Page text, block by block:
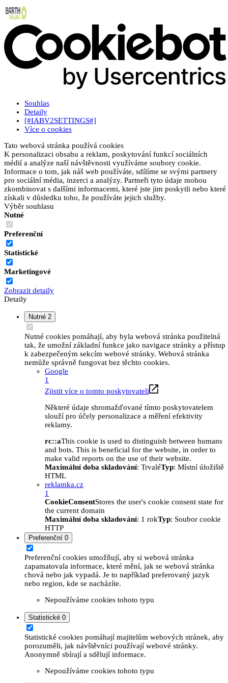
Souhlas
Detaily
[#IABV2SETTINGS#]
Více o cookies
Tato webová stránka používá cookies
K personalizaci obsahu a reklam, poskytování funkcí sociálních
médií a analýze naší návštěvnosti využíváme soubory cookie.
Informace o tom, jak náš web používáte, sdílíme se svými partnery
pro sociální média, inzerci a analýzy. Partneři tyto údaje mohou
zkombinovat s dalšími informacemi, které jste jim poskytli nebo které
získali v důsledku toho, že používáte jejich služby.
Výběr souhlasu
Nutné
Preferenční
Statistické
Marketingové
Zobrazit detaily
Detaily
Nutné 2
Nutné cookies pomáhají, aby byla webová stránka použitelná
tak, že umožní základní funkce jako navigace stránky a přístup
k zabezpečeným sekcím webové stránky. Webová stránka
nemůže správně fungovat bez těchto cookies.
Google
1
Zjistit více o tomto poskytovateli
Některé údaje shromažďované tímto poskytovatelem
slouží pro účely personalizace a měření efektivity
reklamy.
rc::aThis cookie is used to distinguish between humans
and bots. This is beneficial for the website, in order to
make valid reports on the use of their website.
Maximální doba skladování: TrvaléTyp: Místní úložiště
HTML
reklamka.cz
1
CookieConsentStores the user's cookie consent state for
the current domain
Maximální doba skladování: 1 rokTyp: Soubor cookie
HTTP
Preferenční 0
Preferenční cookies umožňují, aby si webová stránka
zapamatovala informace, které mění, jak se webová stránka
chová nebo jak vypadá. Je to například preferovaný jazyk
nebo region, kde se nacházíte.
Nepoužíváme cookies tohoto typu
Statistické 0
Statistické cookies pomáhají majitelům webových stránek, aby
porozuměli, jak návštěvníci používají webové stránky.
Anonymně sbírají a sdělují informace.
Nepoužíváme cookies tohoto typu